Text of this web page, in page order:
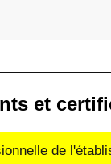
et
de